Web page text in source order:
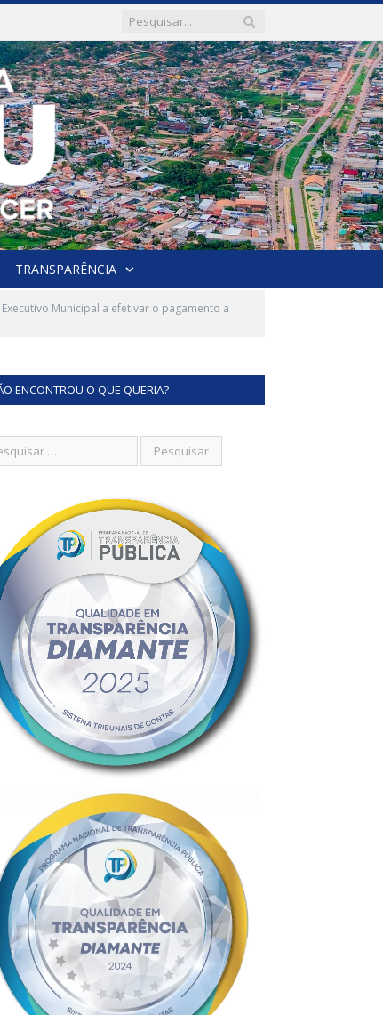
TRANSPARÊNCIA
Executivo Municipal a efetivar o pagamento a
ENCONTROU O QUE QUERIA?